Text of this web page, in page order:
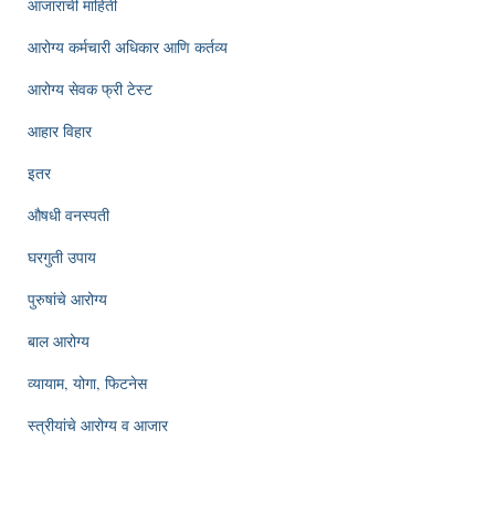
आजारांची माहिती
आरोग्य कर्मचारी अधिकार आणि कर्तव्य
आरोग्य सेवक फ्री टेस्ट
आहार विहार
इतर
औषधी वनस्पती
घरगुती उपाय
पुरुषांचे आरोग्य
बाल आरोग्य
व्यायाम, योगा, फिटनेस
स्त्रीयांचे आरोग्य व आजार